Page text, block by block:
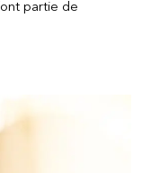
partie de